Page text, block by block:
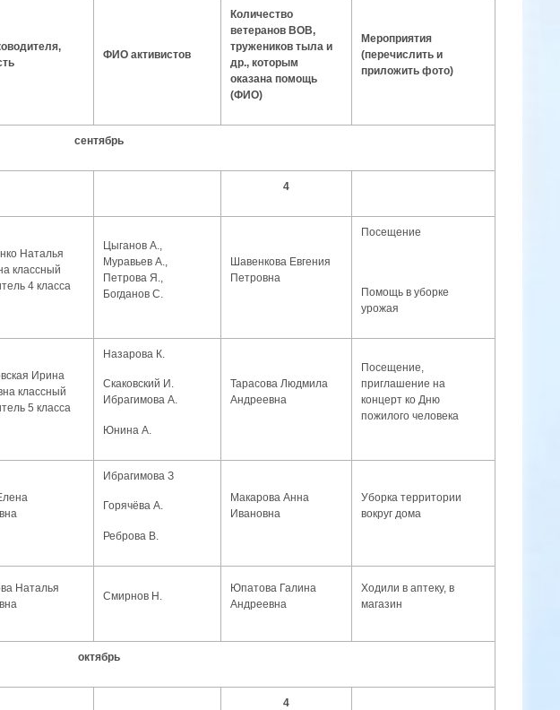
ФИО активистов
Количество
ветеранов ВОВ,
тружеников тыла и
др., которым
оказана помощь
(ФИО)
Мероприятия
(перечислить и
приложить фото)
сентябрь
4
Наталья
классный
4 класса
Цыганов А.,
Муравьев А.,
Петрова Я.,
Богданов С.
Шавенкова Евгения
Петровна
Посещение
Помощь в уборке
урожая
Ирина
классный
5 класса
Назарова К.
Скаковский И.
Ибрагимова А.
Юнина А.
Тарасова Людмила
Андреевна
Посещение,
приглашение на
концерт ко Дню
пожилого человека
Ибрагимова З
Горячёва А.
Реброва В.
Макарова Анна
Ивановна
Уборка территории
вокруг дома
Наталья
Смирнов Н.
Юпатова Галина
Андреевна
Ходили в аптеку, в
магазин
октябрь
4